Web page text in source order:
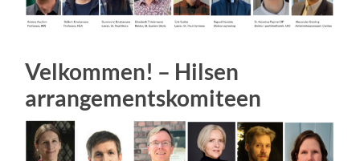
Velkommen! – Hilsen
arrangementskomiteen